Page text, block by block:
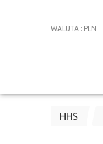
WALUTA : PLN
HHS